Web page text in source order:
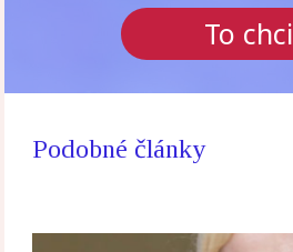
To chci
Podobné články